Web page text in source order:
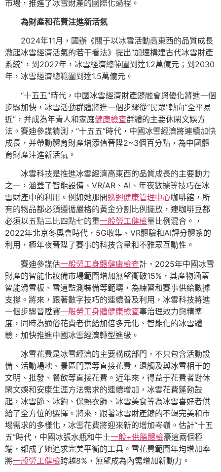
市場，推進了冰雪財產的國際化過程。
為財產和花費注進新活氣
2024年11月，國辦《關于以冰雪活動高東西的品質成長
激起冰雪經濟活氣的若干看法》提出“加速構建古代冰雪財產
系統”，到2027年，冰雪經濟總範圍到達1.2萬億元；到2030
年，冰雪經濟總範圍到達1.5萬億元。
“十五五”時代，中國冰雪經濟財產鏈融會與優化將進一個
步驟加快，冰雪活動群體將進一個步驟從“民眾”轉向“全平易
近”，并成為年青人和家庭健康檢查群體的主要休閑文娛方
法。賽迪參謀猜測，“十五五”時代，中國冰雪經濟將連續加快
成長，并帶動體育財產增添值晉陞2~3個百分點，為中國體
育財產注進新活氣。
冰雪科技是推進冰雪經濟高東西的品質成長的主要動力
之一，涵蓋了智能設備、VR/AR、AI、年夜數據等技巧在冰
雪財產中的利用。例如她那間巡迴健康管理中心咖啡館，所
有的物品都必須遵循嚴格的黃金分割比例擺放，連咖啡豆都
必須以五點三比四點七的重一般勞工健檢量比例混合。，
2022年北京冬奧會時代，5G收集、VR體驗和AI評分體系的
利用，極年夜晉陞了賽事的科技含量和不雅眾互動性。
賽迪參謀估一般勞工身體健康檢查計，2025年中國冰雪
財產的智能化妝備市場範圍增加無望衝破15%，其產物涵蓋
智能滑雪板、雪道監測裝備等範疇，為練習和賽事供給數據
支撐。將來，跟著數字技巧的連續普及利用，冰雪科技將進
一個步驟晉陞賽一般勞工身體健康檢查事治理效力與精準
度，同時為通俗花費者供給加倍多元化、智能化的冰雪體
驗，加快推進中國冰雪經濟轉型進級。
冰雪花費是冰雪經濟的主要構成部門，不只包含活動設
備、活動場地、景區門票等直接花費，還觸及與冰雪相干的
文明、批發、餐飲等直接花費。近年來，得益于花費者對休
閑文娛和安康生涯方法需求的連續增加，冰雪花費蓬勃鼓
起，冰雪節、冰釣、保熱衣飾、冰雪美食等為冰雪喜好者供
給了全方位的選擇。將來，跟著冰雪財產鏈的不竭完美和市
場需求的多樣化，冰雪花費將迎來新的增加岑嶺。估計“十五
五”時代，中國冰張水瓶和牛土一般+供膳體檢豪這兩個極
端，都成了她追求完美平衡的工具。雪花費範圍年均增加率
將一般勞工健檢跨越8%，無望成為內需增加新動力。